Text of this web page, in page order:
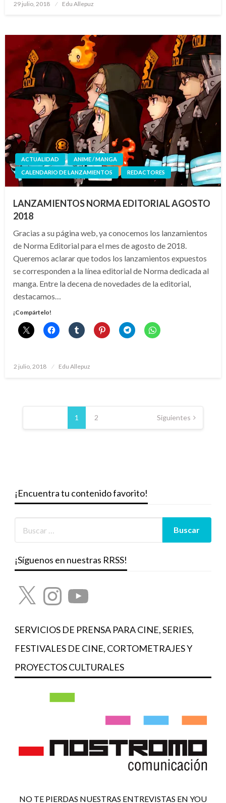
Publicado
29 julio, 2018 Edu Allepuz
ACTUALIDAD
ANIME / MANGA
CALENDARIO DE LANZAMIENTOS
REDACTORES
LANZAMIENTOS NORMA EDITORIAL AGOSTO
2018
Gracias a su página web, ya conocemos los lanzamientos
de Norma Editorial para el mes de agosto de 2018.
Queremos aclarar que todos los lanzamientos expuestos
se corresponden a la línea editorial de Norma dedicada al
manga. Entre la decena de novedades de la editorial,
destacamos…
¡Compártelo!
Publicado
2 julio, 2018 Edu Allepuz
Paginación
entradas
1 2 Siguientes
¡Encuentra tu contenido favorito!
¡Síguenos en nuestras RRSS!
X InstagramYouTube
SERVICIOS DE PRENSA PARA CINE, SERIES,
FESTIVALES DE CINE, CORTOMETRAJES Y
PROYECTOS CULTURALES
NO TE PIERDAS NUESTRAS ENTREVISTAS EN YOU